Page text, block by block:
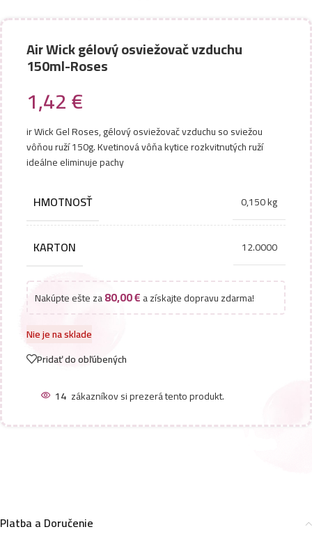
Air Wick gélový osviežovač vzduchu
150ml-Roses
1,42€
ir Wick Gel Roses, gélový osviežovač vzduchu so sviežou
vôňou ruží 150g. Kvetinová vôňa kytice rozkvitnutých ruží
ideálne eliminuje pachy
HMOTNOSŤ 0,150 kg
KARTON 12.0000
Nakúpte ešte za80,00€a získajte dopravu zdarma!
Nie je na sklade
Pridať do obľúbených
14 zákazníkov si prezerá tento produkt.
Platba a Doručenie